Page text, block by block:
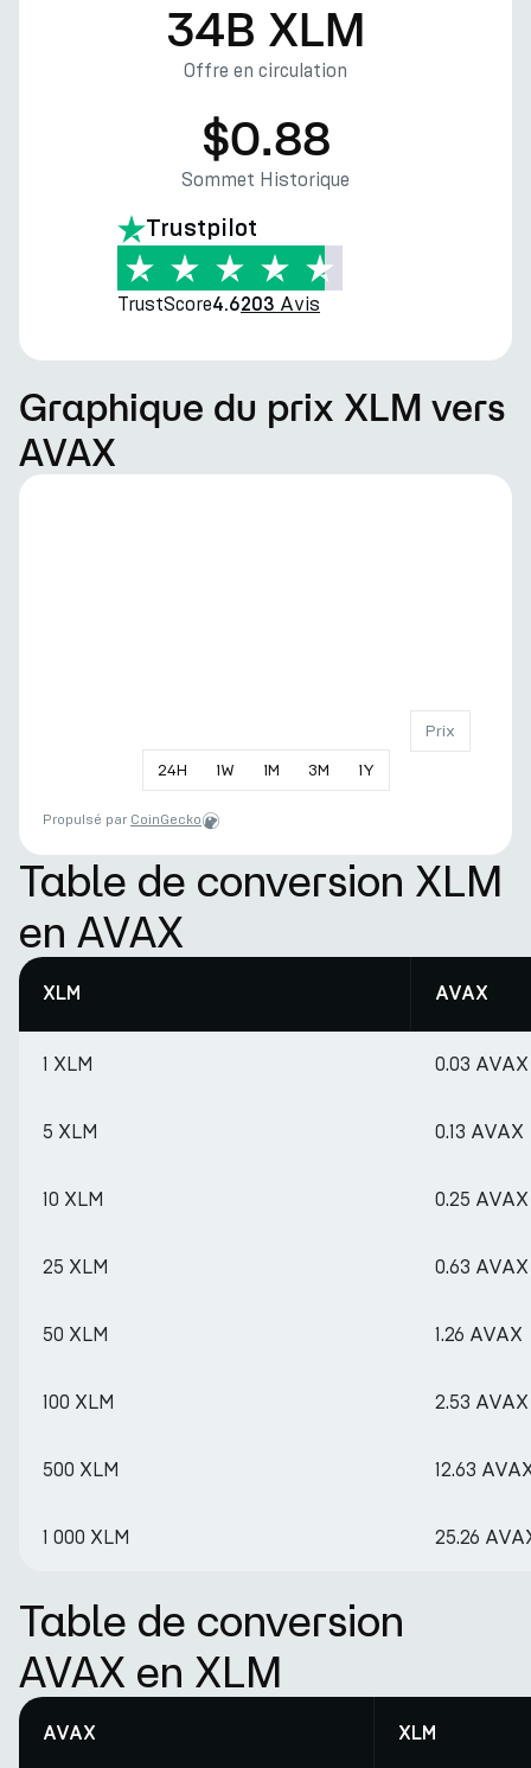
34B XLM
Offre en circulation
$0.88
Sommet Historique
Trustpilot
TrustScore4.6203 Avis
Graphique du prix XLM vers
AVAX
24H 1W 1M 3M 1Y
Prix
Propulsé par CoinGecko
Table de conversion XLM
en AVAX
XLM AVAX
1 XLM 0.03 AVAX
5 XLM 0.13 AVAX
10 XLM 0.25 AVAX
25 XLM 0.63 AVAX
50 XLM 1.26 AVAX
100 XLM 2.53 AVAX
500 XLM 12.63
1 000 XLM 25.26
Table de conversion
AVAX en XLM
AVAX XLM